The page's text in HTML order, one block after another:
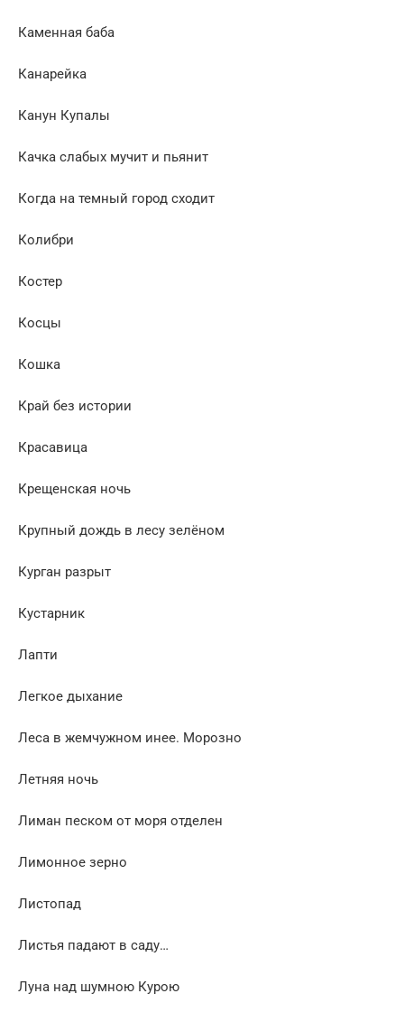
Каменная баба
Канарейка
Канун Купалы
Качка слабых мучит и пьянит
Когда на темный город сходит
Колибри
Костер
Косцы
Кошка
Край без истории
Красавица
Крещенская ночь
Крупный дождь в лесу зелёном
Курган разрыт
Кустарник
Лапти
Легкое дыхание
Леса в жемчужном инее. Морозно
Летняя ночь
Лиман песком от моря отделен
Лимонное зерно
Листопад
Листья падают в саду…
Луна над шумною Курою